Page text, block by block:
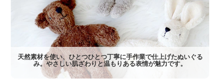
天然素材を使い、ひとつひとつ丁寧に手作業で仕上げたぬいぐる
み。やさしい肌ざわりと温もりある表情が魅力です。